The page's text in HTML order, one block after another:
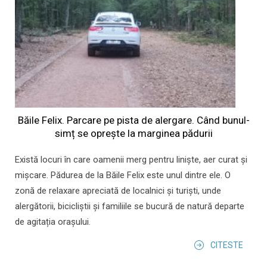
Băile Felix. Parcare pe pista de alergare. Când bunul-
simț se oprește la marginea pădurii
Există locuri în care oamenii merg pentru liniște, aer curat și
mișcare. Pădurea de la Băile Felix este unul dintre ele. O
zonă de relaxare apreciată de localnici și turiști, unde
alergătorii, bicicliștii și familiile se bucură de natură departe
de agitația orașului.
CITESTE